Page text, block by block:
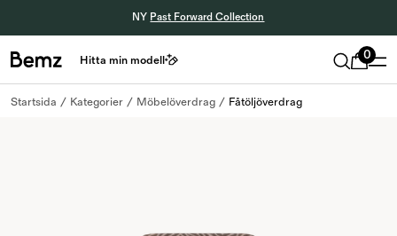
NY Past Forward Collection
Hitta min modell 0
Startsida Kategorier Möbelöverdrag Fåtöljöverdrag